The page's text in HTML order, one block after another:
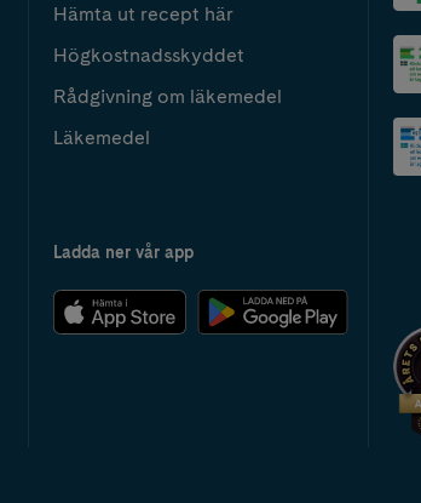
Hämta ut recept här
Högkostnadsskyddet
Rådgivning om läkemedel
Läkemedel
Ladda ner vår app